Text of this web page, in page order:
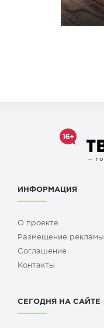
ИНФОРМАЦИЯ
О проекте
Размещение рекламы
Cоглашение
Контакты
СЕГОДНЯ НА САЙТЕ